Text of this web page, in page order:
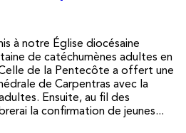
à notre Église diocésaine
de catéchumènes adultes en
de la Pentecôte a offert une
de Carpentras avec la
Ensuite, au fil des
la confirmation de jeunes...